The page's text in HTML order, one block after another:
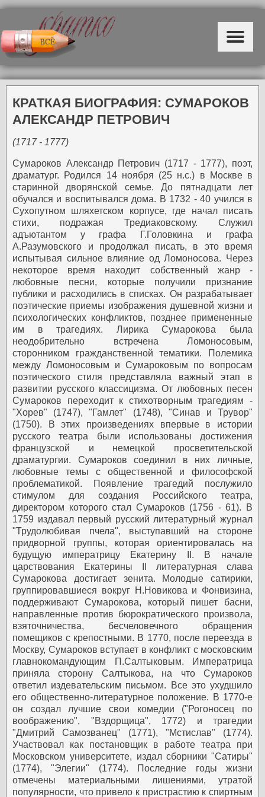
КРАТКАЯ БИОГРАФИЯ: СУМАРОКОВ
АЛЕКСАНДР ПЕТРОВИЧ
(1717 - 1777)
Сумароков Александр Петрович (1717 - 1777), поэт,
драматург. Родился 14 ноября (25 н.с.) в Москве в
старинной дворянской семье. До пятнадцати лет
обучался и воспитывался дома. В 1732 - 40 учился в
Сухопутном шляхетском корпусе, где начал писать
стихи, подражая Тредиаковскому. Служил
адъютантом у графа Г.Головкина и графа
А.Разумовского и продолжал писать, в это время
испытывая сильное влияние од Ломоносова. Через
некоторое время находит собственный жанр -
любовные песни, которые получили признание
публики и расходились в списках. Он разрабатывает
поэтические приемы изображения душевной жизни и
психологических конфликтов, позднее примененные
им в трагедиях. Лирика Сумарокова была
неодобрительно встречена Ломоносовым,
сторонником гражданственной тематики. Полемика
между Ломоносовым и Сумароковым по вопросам
поэтического стиля представляла важный этап в
развитии русского классицизма. От любовных песен
Сумароков переходит к стихотворным трагедиям -
"Хорев" (1747), "Гамлет" (1748), "Синав и Трувор"
(1750). В этих произведениях впервые в истории
русского театра были использованы достижения
французской и немецкой просветительской
драматургии. Сумароков соединил в них личные,
любовные темы с общественной и философской
проблематикой. Появление трагедий послужило
стимулом для создания Российского театра,
директором которого стал Сумароков (1756 - 61). В
1759 издавал первый русский литературный журнал
"Трудолюбивая пчела", выступавший на стороне
придворной группы, которая ориентировалась на
будущую императрицу Екатерину II. В начале
царствования Екатерины II литературная слава
Сумарокова достигает зенита. Молодые сатирики,
группировавшиеся вокруг Н.Новикова и Фонвизина,
поддерживают Сумарокова, который пишет басни,
направленные против бюрократического произвола,
взяточничества, бесчеловечного обращения
помещиков с крепостными. В 1770, после переезда в
Москву, Сумароков вступает в конфликт с московским
главнокомандующим П.Салтыковым. Императрица
приняла сторону Салтыкова, на что Сумароков
ответил издевательским письмом. Все это ухудшило
его общественно-литературное положение. В 1770-е
он создал лучшие свои комедии ("Рогоносец по
воображению", "Вздорщица", 1772) и трагедии
"Дмитрий Самозванец" (1771), "Мстислав" (1774).
Участвовал как постановщик в работе театра при
Московском университете, издал сборники "Сатиры"
(1774), "Элегии" (1774). Последние годы жизни
отмечены материальными лишениями, утратой
популярности, что привело к пристрастию к спиртным